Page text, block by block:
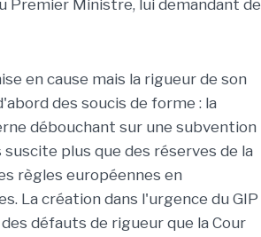
Premier Ministre, lui demandant de
en cause mais la rigueur de son
des soucis de forme : la
débouchant sur une subvention
plus que des réserves de la
règles européennes en
La création dans l'urgence du GIP
défauts de rigueur que la Cour